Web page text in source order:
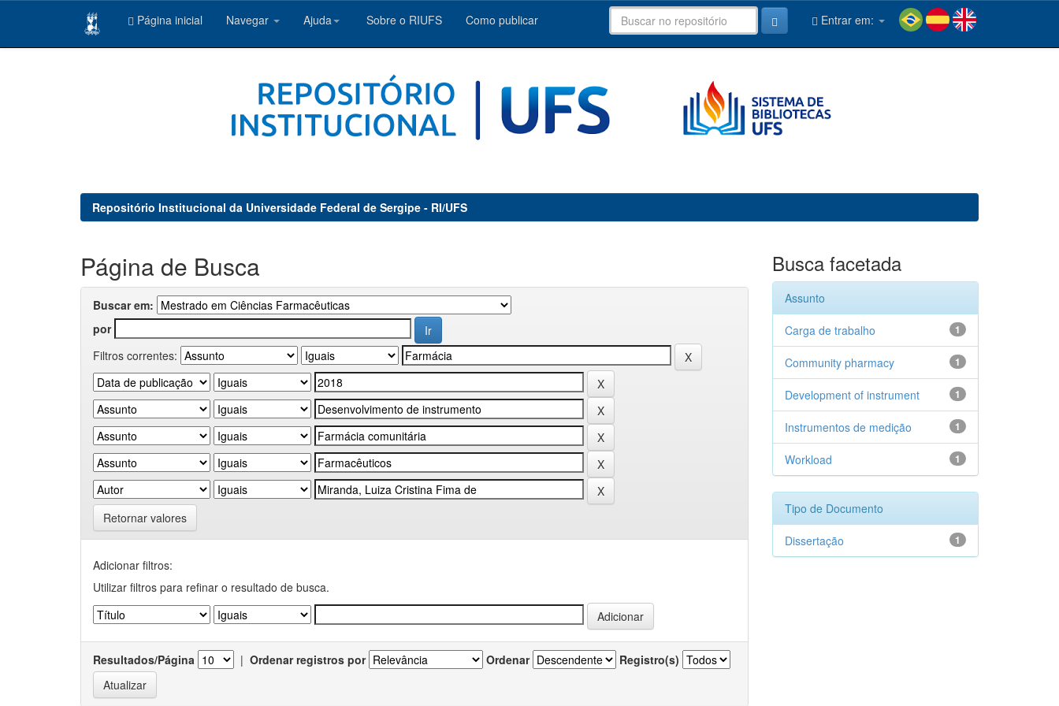
Página inicial Navegar Ajuda Sobre o RIUFS Como publicar Entrar em:
Repositório Institucional da Universidade Federal de Sergipe - RI/UFS
Página de Busca
Buscar em:
por
Filtros correntes:
Retornar valores
Adicionar filtros:
Utilizar filtros para refinar o resultado de busca.
Resultados/Página | Ordenar registros por Ordenar Registro(s)
Busca facetada
Assunto
1
Carga de trabalho
1
Community pharmacy
1
Development of instrument
1
Instrumentos de medição
1
Workload
Tipo de Documento
1
Dissertação